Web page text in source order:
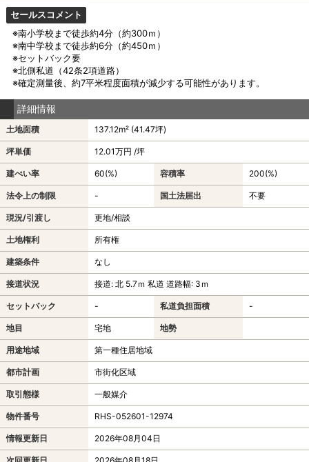
セールスコメント
※南小学校まで徒歩約4分（約300ｍ）
※南中学校まで徒歩約6分（約450ｍ）
※セットバック要
※北側私道（42条2項道路）
※確定測量後、約7平米程度面積が減少する可能性があります。
詳細情報
土地面積 137.12m² (41.47坪)
坪単価 12.01万円 /坪
建ぺい率 60(%) 容積率 200(%)
法令上の制限 - 国土法届出 不要
現況/引渡し 更地/相談
土地権利 所有権
建築条件 なし
接道状況 接道: 北 5.7ｍ 私道 道路幅: 3ｍ
セットバック - 私道負担面積 -
地目 宅地 地勢
用途地域 第一種住居地域
都市計画 市街化区域
取引態様 一般媒介
物件番号 RHS-052601-12974
情報更新日 2026年08月04日